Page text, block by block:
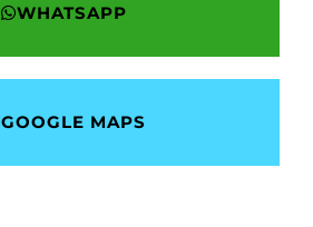
WHATSAPP
GOOGLE MAPS